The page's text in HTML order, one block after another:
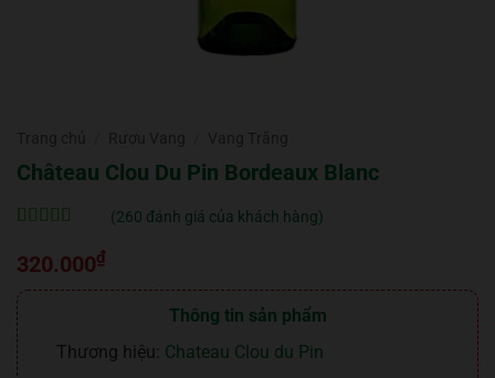
Château Clou Du Pin Bordeaux Blanc
trênđánh
giá
(260 đánh giá của khách hàng)
320.000₫
Thông tin sản phẩm
Thương hiệu: Chateau Clou du Pin